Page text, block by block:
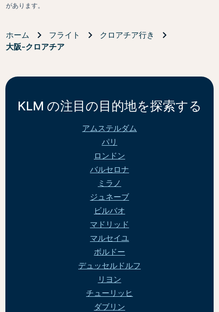
があります。
ホーム フライト
クロアチア行き
大阪-クロアチア
KLM の注目の目的地を探索する
アムステルダム
パリ
ロンドン
バルセロナ
ミラノ
ジュネーブ
ビルバオ
マドリッド
マルセイユ
ボルドー
デュッセルドルフ
リヨン
チューリッヒ
ダブリン